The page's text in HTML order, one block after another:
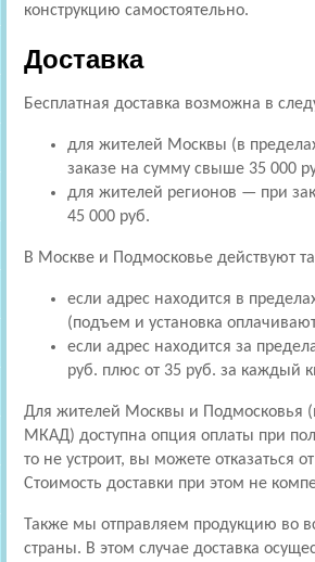
конструкцию самостоятельно.
Доставка
Бесплатная доставка возможна в
для жителей Москвы (в
заказе на сумму свыше 35 000
для жителей регионов — при
45 000 руб.
В Москве и Подмосковье действуют
если адрес находится в
(подъем и установка
если адрес находится за
руб. плюс от 35 руб. за каждый
Для жителей Москвы и Подмосковья
МКАД) доступна опция оплаты при
то не устроит, вы можете отказаться
Стоимость доставки при этом не
Также мы отправляем продукцию во
страны. В этом случае доставка